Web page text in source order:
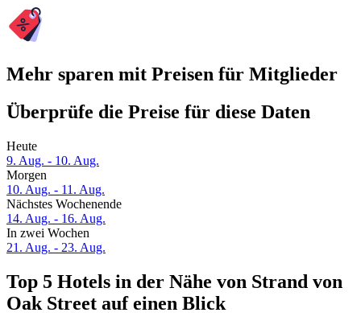
Mehr sparen mit Preisen für Mitglieder
Überprüfe die Preise für diese Daten
Heute
9. Aug. - 10. Aug.
Morgen
10. Aug. - 11. Aug.
Nächstes Wochenende
14. Aug. - 16. Aug.
In zwei Wochen
21. Aug. - 23. Aug.
Top 5 Hotels in der Nähe von Strand von
Oak Street auf einen Blick